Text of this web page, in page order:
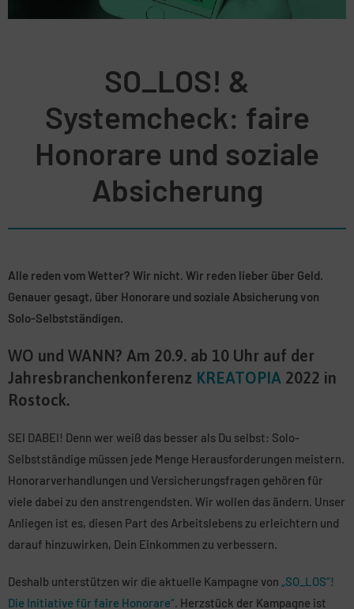
SO_LOS! &
Systemcheck: faire
Honorare und soziale
Absicherung
Alle reden vom Wetter? Wir nicht. Wir reden lieber über Geld.
Genauer gesagt, über Honorare und soziale Absicherung von
Solo-Selbstständigen.
WO und WANN? Am 20.9. ab 10 Uhr auf der
Jahresbranchenkonferenz KREATOPIA 2022 in
Rostock.
SEI DABEI! Denn wer weiß das besser als Du selbst: Solo-
Selbstständige müssen jede Menge Herausforderungen meistern.
Honorarverhandlungen und Versicherungsfragen gehören für
viele dabei zu den anstrengendsten. Wir wollen das ändern. Unser
Anliegen ist es, diesen Part des Arbeitslebens zu erleichtern und
darauf hinzuwirken, Dein Einkommen zu verbessern.
Deshalb unterstützen wir die aktuelle Kampagne von „SO_LOS“!
Die Initiative für faire Honorare“ . Herzstück der Kampagne ist